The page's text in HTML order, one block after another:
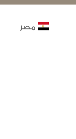
مصر